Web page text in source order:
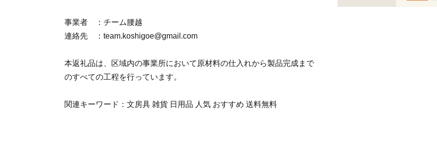
事業者 ：チーム腰越
連絡先 ：team.koshigoe@gmail.com
本返礼品は、区域内の事業所において原材料の仕入れから製品完成まで
のすべての工程を行っています。
関連キーワード：文房具 雑貨 日用品 人気 おすすめ 送料無料